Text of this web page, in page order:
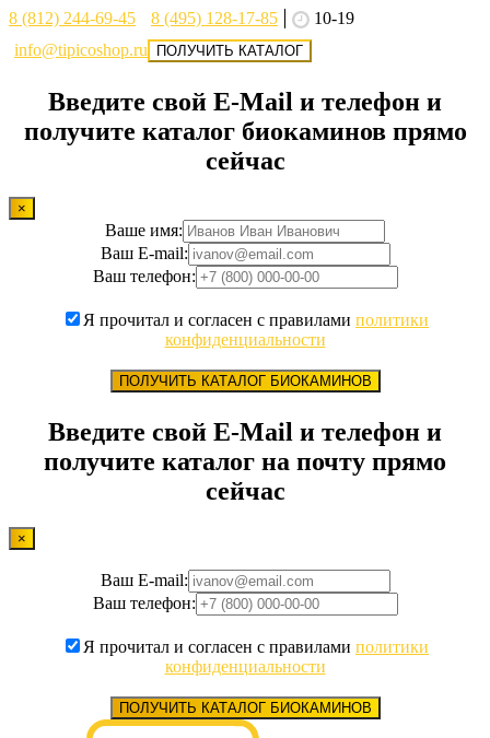
8 (812) 244-69-45 8 (495) 128-17-85
10-19
info@tipicoshop.ru
ПОЛУЧИТЬ КАТАЛОГ
Введите свой E-Mail и телефон и
получите каталог биокаминов прямо
сейчас
×
Ваше имя:
Ваш E-mail:
Ваш телефон:
Я прочитал и согласен с правилами политики
конфиденциальности
ПОЛУЧИТЬ КАТАЛОГ БИОКАМИНОВ
Введите свой E-Mail и телефон и
получите каталог на почту прямо
сейчас
×
Ваш E-mail:
Ваш телефон:
Я прочитал и согласен с правилами политики
конфиденциальности
ПОЛУЧИТЬ КАТАЛОГ БИОКАМИНОВ